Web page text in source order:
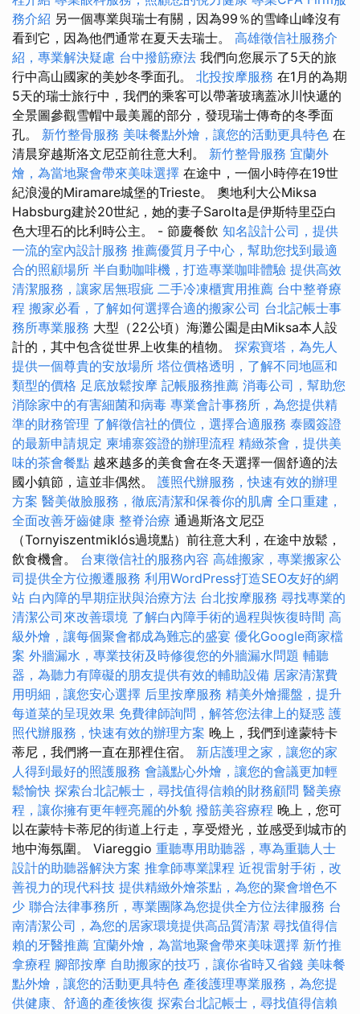
務介紹 另一個專業與瑞士有關，因為99％的雪峰山峰沒有
看到它，因為他們通常在夏天去瑞士。 高雄徵信社服務介
紹，專業解決疑慮 台中撥筋療法 我們向您展示了5天的旅
行中高山國家的美妙冬季面孔。 北投按摩服務 在1月的為期
5天的瑞士旅行中，我們的乘客可以帶著玻璃蓋冰川快遞的
全景圖參觀雪帽中最美麗的部分，發現瑞士傳奇的冬季面
孔。 新竹整骨服務 美味餐點外燴，讓您的活動更具特色 在
清晨穿越斯洛文尼亞前往意大利。 新竹整骨服務 宜蘭外
燴，為當地聚會帶來美味選擇 在途中，一個小時停在19世
紀浪漫的Miramare城堡的Trieste。 奧地利大公Miksa
Habsburg建於20世紀，她的妻子Sarolta是伊斯特里亞白
色大理石的比利時公主。 - 節慶餐飲 知名設計公司，提供
一流的室內設計服務 推薦優質月子中心，幫助您找到最適
合的照顧場所 半自動咖啡機，打造專業咖啡體驗 提供高效
清潔服務，讓家居無瑕疵 二手冷凍櫃實用推薦 台中整脊療
程 搬家必看，了解如何選擇合適的搬家公司 台北記帳士事
務所專業服務 大型（22公頃）海灘公園是由Miksa本人設
計的，其中包含從世界上收集的植物。 探索寶塔，為先人
提供一個尊貴的安放場所 塔位價格透明，了解不同地區和
類型的價格 足底放鬆按摩 記帳服務推薦 消毒公司，幫助您
消除家中的有害細菌和病毒 專業會計事務所，為您提供精
準的財務管理 了解徵信社的價位，選擇合適服務 泰國簽證
的最新申請規定 柬埔寨簽證的辦理流程 精緻茶會，提供美
味的茶會餐點 越來越多的美食會在冬天選擇一個舒適的法
國小鎮節，這並非偶然。 護照代辦服務，快速有效的辦理
方案 醫美做臉服務，徹底清潔和保養你的肌膚 全口重建，
全面改善牙齒健康 整脊治療 通過斯洛文尼亞
（Tornyiszentmiklós過境點）前往意大利，在途中放鬆，
飲食機會。 台東徵信社的服務內容 高雄搬家，專業搬家公
司提供全方位搬遷服務 利用WordPress打造SEO友好的網
站 白內障的早期症狀與治療方法 台北按摩服務 尋找專業的
清潔公司來改善環境 了解白內障手術的過程與恢復時間 高
級外燴，讓每個聚會都成為難忘的盛宴 優化Google商家檔
案 外牆漏水，專業技術及時修復您的外牆漏水問題 輔聽
器，為聽力有障礙的朋友提供有效的輔助設備 居家清潔費
用明細，讓您安心選擇 后里按摩服務 精美外燴擺盤，提升
每道菜的呈現效果 免費律師詢問，解答您法律上的疑惑 護
照代辦服務，快速有效的辦理方案 晚上，我們到達蒙特卡
蒂尼，我們將一直在那裡住宿。 新店護理之家，讓您的家
人得到最好的照護服務 會議點心外燴，讓您的會議更加輕
鬆愉快 探索台北記帳士，尋找值得信賴的財務顧問 醫美療
程，讓你擁有更年輕亮麗的外貌 撥筋美容療程 晚上，您可
以在蒙特卡蒂尼的街道上行走，享受燈光，並感受到城市的
地中海氛圍。 Viareggio 重聽專用助聽器，專為重聽人士
設計的助聽器解決方案 推拿師專業課程 近視雷射手術，改
善視力的現代科技 提供精緻外燴茶點，為您的聚會增色不
少 聯合法律事務所，專業團隊為您提供全方位法律服務 台
南清潔公司，為您的居家環境提供高品質清潔 尋找值得信
賴的牙醫推薦 宜蘭外燴，為當地聚會帶來美味選擇 新竹推
拿療程 腳部按摩 自助搬家的技巧，讓你省時又省錢 美味餐
點外燴，讓您的活動更具特色 產後護理專業服務，為您提
供健康、舒適的產後恢復 探索台北記帳士，尋找值得信賴